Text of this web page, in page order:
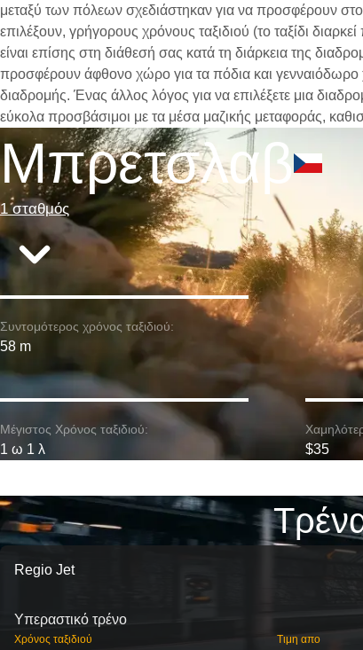
μεταξύ των πόλεων σχεδιάστηκαν για να προσφέρουν
επιλέξουν, γρήγορους χρόνους ταξιδιού (το ταξίδι
είναι επίσης στη διάθεσή σας κατά τη διάρκεια της
προσφέρουν άφθονο χώρο για τα πόδια και γενναιόδωρο
διαδρομής. Ένας άλλος λόγος για να επιλέξετε μια
εύκολα προσβάσιμοι με τα μέσα μαζικής μεταφοράς,
Μπρετσλαβ
1 σταθμός
Συντομότερος χρόνος ταξιδιού:
58 m
Μέγιστος Χρόνος ταξιδιού:
1 ω 1 λ $35
Regio Jet
Υπεραστικό τρένο
Χρόνος ταξιδιού Τιμη απο